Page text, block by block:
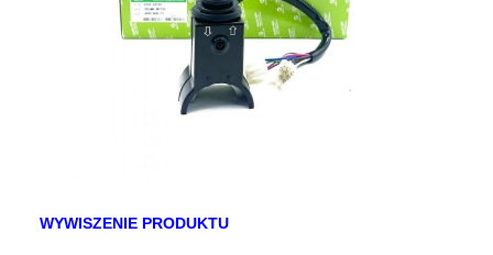
WYWISZENIE PRODUKTU